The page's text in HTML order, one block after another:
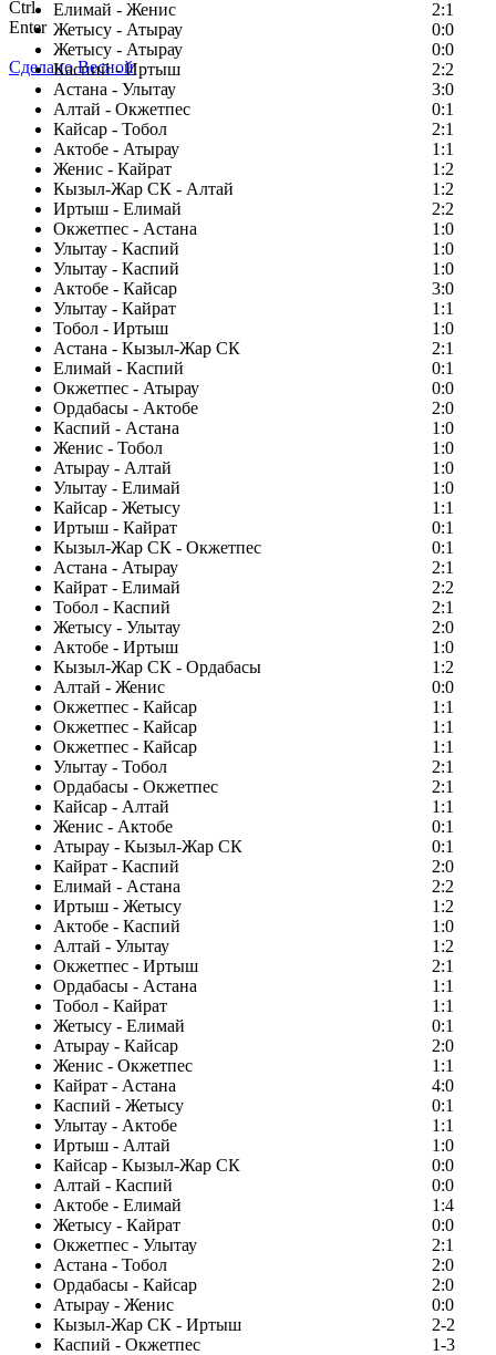
Елимай - Женис
2:1
Жетысу - Атырау
0:0
Жетысу - Атырау
0:0
Каспий - Иртыш
2:2
Астана - Улытау
3:0
Алтай - Окжетпес
0:1
Кайсар - Тобол
2:1
Актобе - Атырау
1:1
Женис - Кайрат
1:2
Кызыл-Жар СК - Алтай
1:2
Иртыш - Елимай
2:2
Окжетпес - Астана
1:0
Улытау - Каспий
1:0
Улытау - Каспий
1:0
Актобе - Кайсар
3:0
Улытау - Кайрат
1:1
Тобол - Иртыш
1:0
Астана - Кызыл-Жар СК
2:1
Елимай - Каспий
0:1
Окжетпес - Атырау
0:0
Ордабасы - Актобе
2:0
Каспий - Астана
1:0
Женис - Тобол
1:0
Атырау - Алтай
1:0
Улытау - Елимай
1:0
Кайсар - Жетысу
1:1
Иртыш - Кайрат
0:1
Кызыл-Жар СК - Окжетпес
0:1
Астана - Атырау
2:1
Кайрат - Елимай
2:2
Тобол - Каспий
2:1
Жетысу - Улытау
2:0
Актобе - Иртыш
1:0
Кызыл-Жар СК - Ордабасы
1:2
Алтай - Женис
0:0
Окжетпес - Кайсар
1:1
Окжетпес - Кайсар
1:1
Окжетпес - Кайсар
1:1
Улытау - Тобол
2:1
Ордабасы - Окжетпес
2:1
Кайсар - Алтай
1:1
Женис - Актобе
0:1
Атырау - Кызыл-Жар СК
0:1
Кайрат - Каспий
2:0
Елимай - Астана
2:2
Иртыш - Жетысу
1:2
Актобе - Каспий
1:0
Алтай - Улытау
1:2
Окжетпес - Иртыш
2:1
Ордабасы - Астана
1:1
Тобол - Кайрат
1:1
Жетысу - Елимай
0:1
Атырау - Кайсар
2:0
Женис - Окжетпес
1:1
Кайрат - Астана
4:0
Каспий - Жетысу
0:1
Улытау - Актобе
1:1
Иртыш - Алтай
1:0
Кайсар - Кызыл-Жар СК
0:0
Алтай - Каспий
0:0
Актобе - Елимай
1:4
Жетысу - Кайрат
0:0
Окжетпес - Улытау
2:1
Астана - Тобол
2:0
Ордабасы - Кайсар
2:0
Атырау - Женис
0:0
Кызыл-Жар СК - Иртыш
2-2
Каспий - Окжетпес
1-3
Ctrl
Enter
Сделано Весной